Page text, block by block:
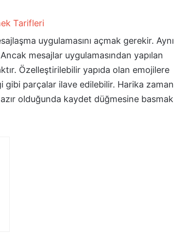
uygulamasını açmak gerekir. Aynı
mesajlar uygulamasından yapılan
Özelleştirilebilir yapıda olan emojilere
gibi parçalar ilave edilebilir. Harika zaman
olduğunda kaydet düğmesine basmak